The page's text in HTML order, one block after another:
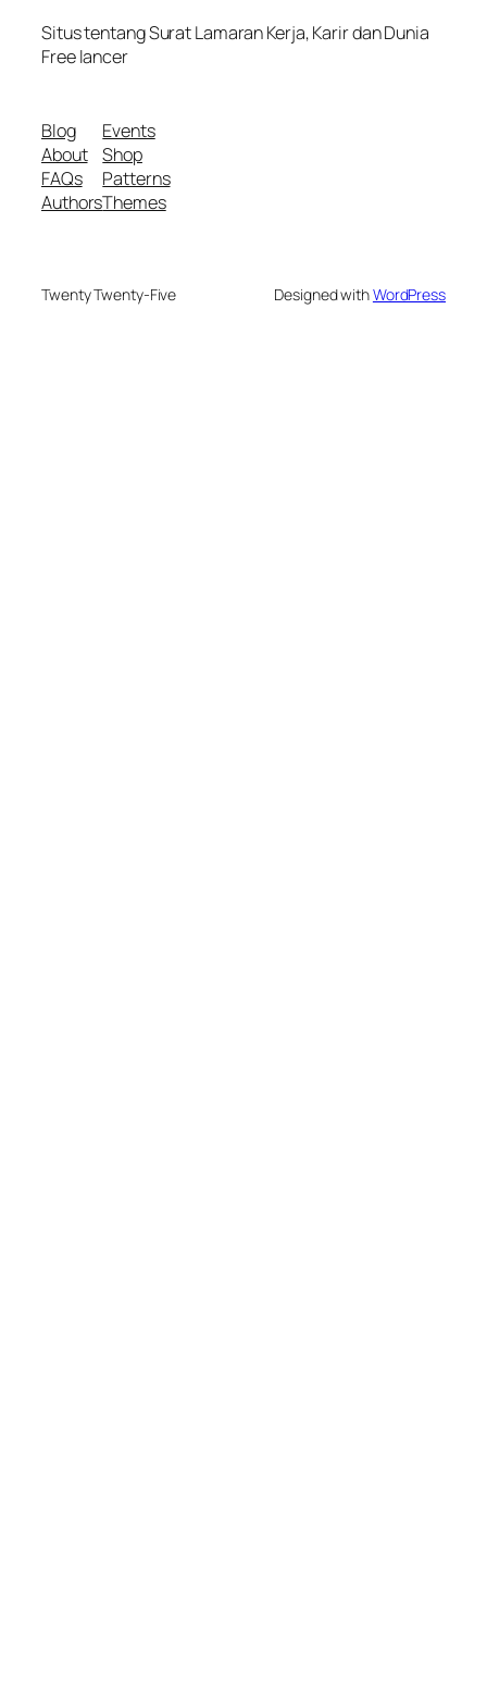
Situs tentang Surat Lamaran Kerja, Karir dan Dunia
Free lancer
Blog
About
FAQs
Authors
Events
Shop
Patterns
Themes
Twenty Twenty-Five Designed withWordPress